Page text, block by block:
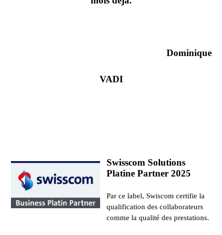
Dominique
VADI
Swisscom Solutions
Platine Partner 2025
Par ce label, Swiscom certifie la
qualification des collaborateurs
comme la qualité des prestations.